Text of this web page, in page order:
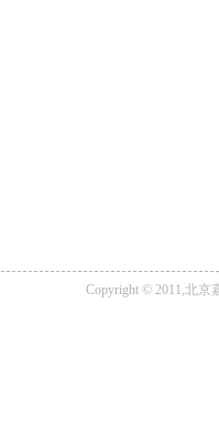
Copyright © 2011,北